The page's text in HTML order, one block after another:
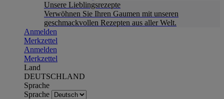
Unsere Lieblingsrezepte
Verwöhnen Sie Ihren Gaumen mit unseren
geschmackvollen Rezepten aus aller Welt.
Anmelden
Merkzettel
Anmelden
Merkzettel
Land
DEUTSCHLAND
Sprache
Sprache